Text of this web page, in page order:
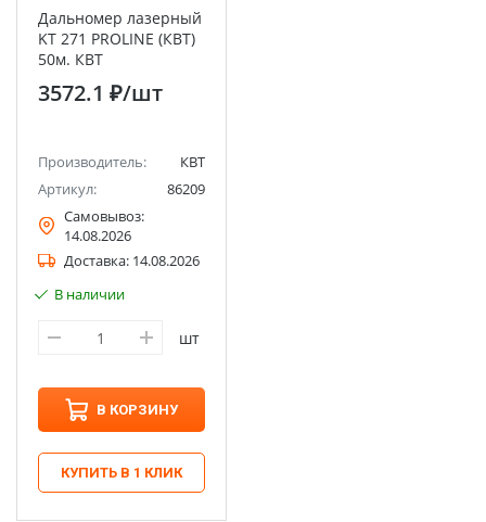
Дальномер лазерный
KT 271 PROLINE (КВТ)
50м. КВТ
3572.1 ₽/шт
Производитель:
КВТ
Артикул:
86209
Самовывоз:
14.08.2026
Доставка: 14.08.2026
В наличии
шт
В КОРЗИНУ
КУПИТЬ В 1 КЛИК